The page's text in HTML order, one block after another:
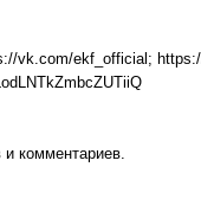
vk.com/ekf_official;
и комментариев.